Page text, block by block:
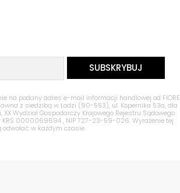
na podany adres e-mail informacji handlowej od FIORE
z siedzibą w Łodzi (90-553), ul. Kopernika 53a, dla
XX Wydział Gospodarczy Krajowego Rejestru Sądowego
KRS 0000069694 , NIP 727-23-59-026. Wyrażenie tej
w każdym czasie.